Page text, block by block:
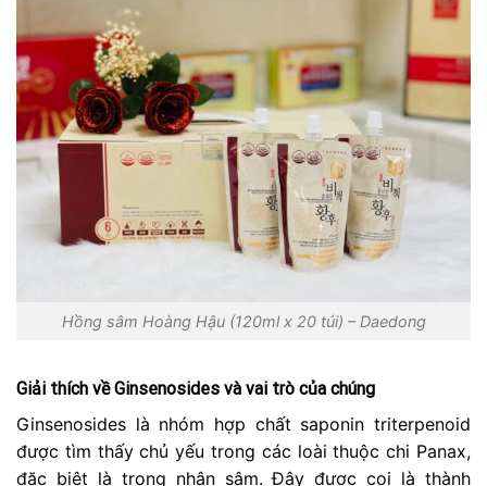
Hồng sâm Hoàng Hậu (120ml x 20 túi) – Daedong
Giải thích về Ginsenosides và vai trò của chúng
Ginsenosides là nhóm hợp chất saponin triterpenoid
được tìm thấy chủ yếu trong các loài thuộc chi Panax,
đặc biệt là trong nhân sâm. Đây được coi là thành